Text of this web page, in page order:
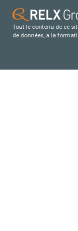
Tout le contenu de ce
de données, a la